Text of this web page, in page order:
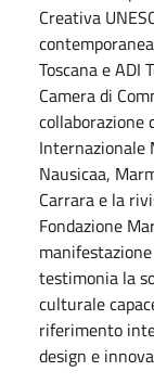
Creativa
Toscana e ADI
Camera di
collaborazione
Internazionale
Nausicaa,
Carrara e la
Fondazione
testimonia la
culturale
riferimento
design e